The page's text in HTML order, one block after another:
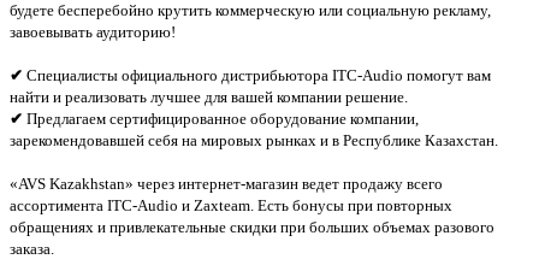
будете бесперебойно крутить коммерческую или социальную рекламу,
завоевывать аудиторию!
✔ Специалисты официального дистрибьютора ITC-Audio помогут вам
найти и реализовать лучшее для вашей компании решение.
✔ Предлагаем сертифицированное оборудование компании,
зарекомендовавшей себя на мировых рынках и в Республике Казахстан.
«AVS Kazakhstan» через интернет-магазин ведет продажу всего
ассортимента ITC-Audio и Zaxteam. Есть бонусы при повторных
обращениях и привлекательные скидки при больших объемах разового
заказа.